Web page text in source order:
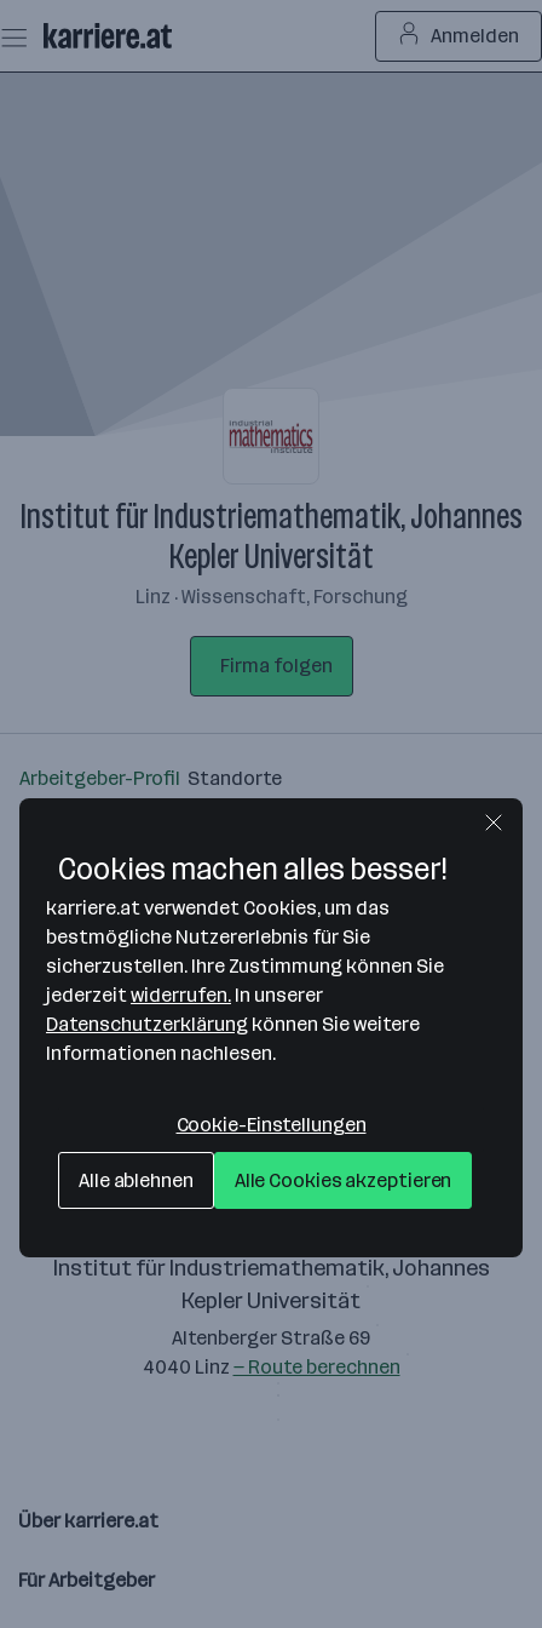
Seiteninhalt
springen
Anmelden
Institut für Industriemathematik, Johannes
Kepler Universität
Linz · Wissenschaft, Forschung
Firma folgen
Arbeitgeber-Profil Standorte
Bitte stimme unseren Cookie-
Richtlinien zu, um diese Karte
anzuzeigen.
Institut für Industriemathematik, Johannes
Kepler Universität
Altenberger Straße 69
4040 Linz — Route berechnen
Über karriere.at
Für Arbeitgeber
Cookies machen alles besser!
karriere.at verwendet Cookies, um das
bestmögliche Nutzererlebnis für Sie
sicherzustellen. Ihre Zustimmung können Sie
jederzeitwiderrufen. In unserer
Datenschutzerklärung können Sie weitere
Informationen nachlesen.
Cookie-Einstellungen
Alle ablehnen Alle Cookies akzeptieren